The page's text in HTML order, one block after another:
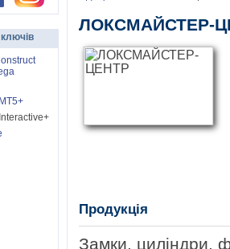
ЛОКСМАЙСТЕР-
Продукція
Замки, циліндри,